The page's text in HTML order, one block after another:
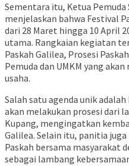
Sementara itu, Ketua Pemuda
menjelaskan bahwa Festival
dari 28 Maret hingga 10 April
utama. Rangkaian kegiatan
Paskah Galilea, Prosesi
Pemuda dan UMKM yang
usaha.
Salah satu agenda unik
akan melakukan prosesi dari
Kupang, mengingatkan
Galilea. Selain itu, panitia
Paskah bersama masyarakat
sebagai lambang